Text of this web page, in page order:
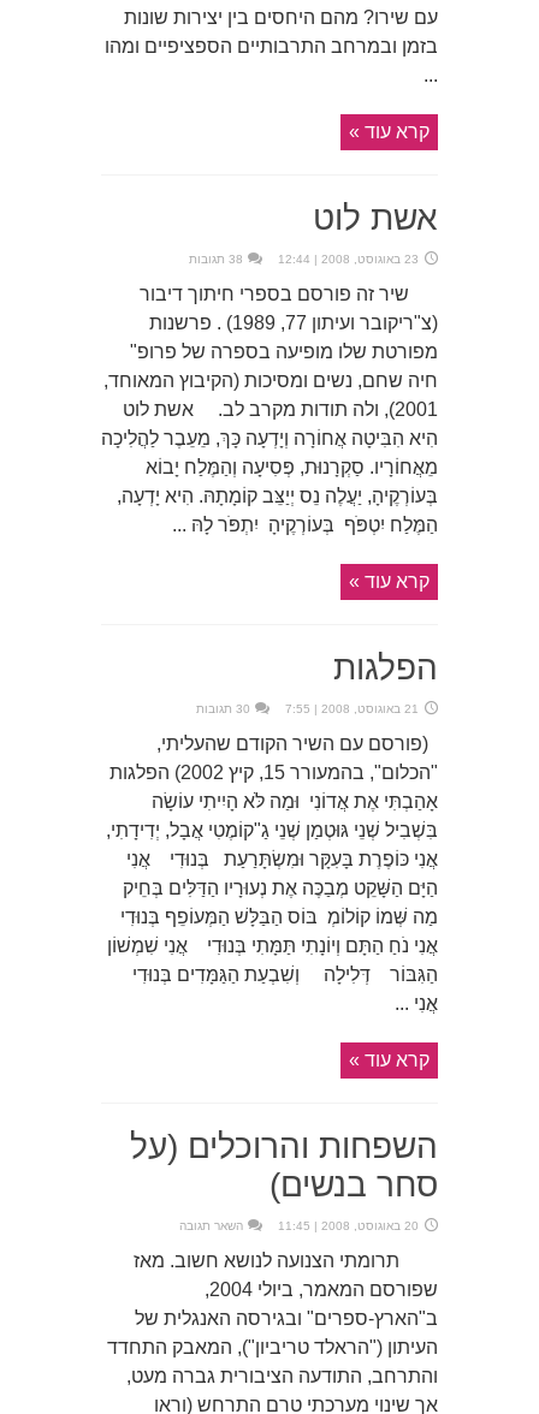
עם שירו? מהם היחסים בין יצירות שונות
בזמן ובמרחב התרבותיים הספציפיים ומהו
...
קרא עוד »
אשת לוט
23 באוגוסט, 2008 | 12:44 38 תגובות
שיר זה פורסם בספרי חיתוך דיבור
(צ"ריקובר ועיתון 77, 1989) . פרשנות
מפורטת שלו מופיעה בספרה של פרופ"
חיה שחם, נשים ומסיכות (הקיבוץ המאוחד,
2001), ולה תודות מקרב לב. אשת לוט
הִיא הִבִּיטָה אֲחוֹרָה וְיָדְעָה כָּךְ, מֵעֵבֶר לַהֲלִיכָה
מֵאֲחוֹרָיו. סַקְרָנוּת, פְּסִיעָה וְהַמֶּלַח יָבוֹא
בְּעוֹרְקֶיהָ, יַעֲלֶה נֵס יְיַצֵּב קוֹמָתָהּ. הִיא יָדְעָה,
הַמֶּלַח יִטְפֹּף בְּעוֹרְקֶיהָ יִתְפֹּר לָהּ ...
קרא עוד »
הפלגות
21 באוגוסט, 2008 | 7:55 30 תגובות
(פורסם עם השיר הקודם שהעליתי,
"הכלום", בהמעורר 15, קיץ 2002) הפלגות
אָהַבְתִּי אֶת אֲדוֹנִי וּמַה לֹּא הָיִיתִי עוֹשָׂה
בִּשְׁבִיל שְׁנֵי גּוּטְמַן שְׁנֵי גַ"קוֹמֶטִי אֲבָל, יְדִידָתִי,
אֲנִי כּוֹפֶרֶת בָּעִקָּר וּמִשְׂתָּרַעַת בְּנוּדִי אֲנִי
הַיָּם הַשָּׁקֵט מְבַכֶּה אֶת נְעוּרָיו הַדַּלִּים בְּחֵיק
מַה שְּׁמוֹ קוֹלוֹמְ בּוֹס הַבַּלָּשׁ הַמְּעוֹפֵף בְּנוּדִי
אֲנִי נֹחַ הַתָּם וְיוֹנָתִי תַּמָּתִי בְּנוּדִי אֲנִי שִׁמְשׁוֹן
הַגִּבּוֹר דְּלִילָה וְשִׁבְעַת הַגַּמָּדִים בְּנוּדִי
אֲנִי ...
קרא עוד »
השפחות והרוכלים (על
סחר בנשים)
20 באוגוסט, 2008 | 11:45 השאר תגובה
תרומתי הצנועה לנושא חשוב. מאז
שפורסם המאמר, ביולי 2004,
ב"הארץ-ספרים" ובגירסה האנגלית של
העיתון ("הראלד טריביון"), המאבק התחדד
והתרחב, התודעה הציבורית גברה מעט,
אך שינוי מערכתי טרם התרחש (וראו